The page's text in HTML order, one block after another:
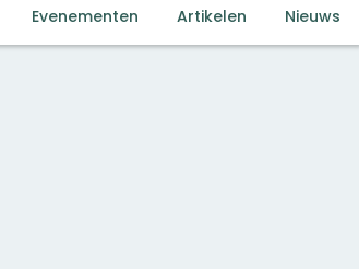
Evenementen Artikelen Nieuws